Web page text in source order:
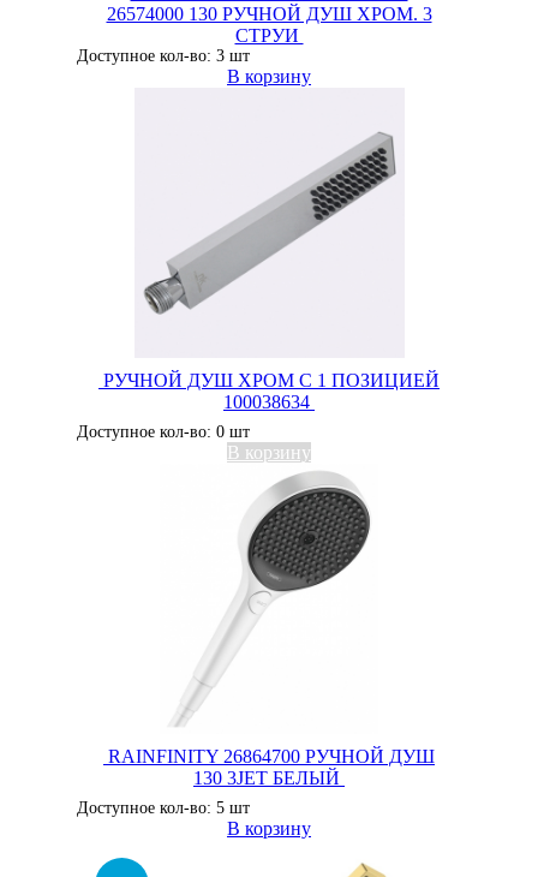
26574000 130 РУЧНОЙ ДУШ ХРОМ. 3
СТРУИ
Доступное кол-во: 3 шт
В корзину
РУЧНОЙ ДУШ ХРОМ С 1 ПОЗИЦИЕЙ
100038634
Доступное кол-во: 0 шт
В корзину
RAINFINITY 26864700 РУЧНОЙ ДУШ
130 3JET БЕЛЫЙ
Доступное кол-во: 5 шт
В корзину